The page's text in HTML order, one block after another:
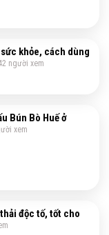
khỏe, cách dùng
người xem
Bún Bò Huế ở
xem
độc tố, tốt cho